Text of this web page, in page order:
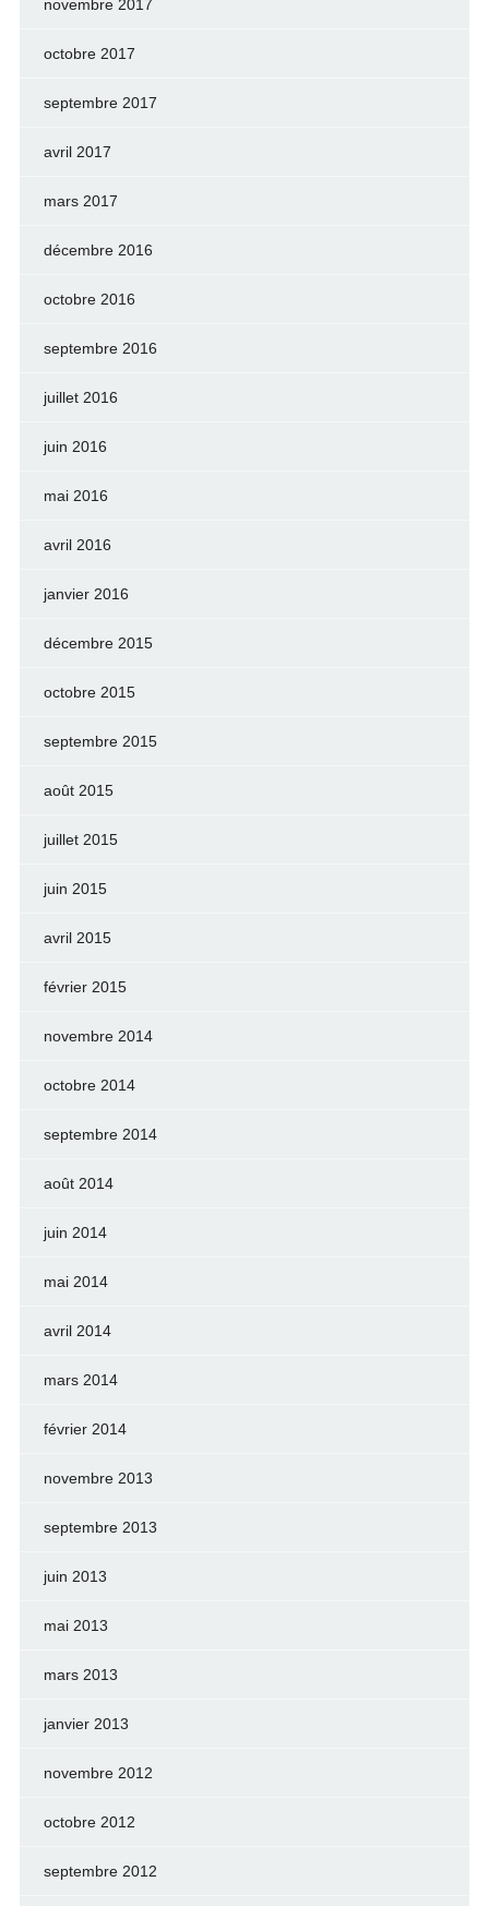
novembre 2017
octobre 2017
septembre 2017
avril 2017
mars 2017
décembre 2016
octobre 2016
septembre 2016
juillet 2016
juin 2016
mai 2016
avril 2016
janvier 2016
décembre 2015
octobre 2015
septembre 2015
août 2015
juillet 2015
juin 2015
avril 2015
février 2015
novembre 2014
octobre 2014
septembre 2014
août 2014
juin 2014
mai 2014
avril 2014
mars 2014
février 2014
novembre 2013
septembre 2013
juin 2013
mai 2013
mars 2013
janvier 2013
novembre 2012
octobre 2012
septembre 2012